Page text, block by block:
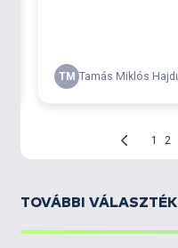
TOVÁBBI VÁLASZTÉK